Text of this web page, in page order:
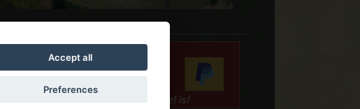
Accept all
Preferences